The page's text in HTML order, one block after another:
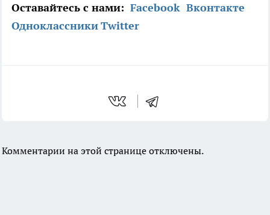
Оставайтесь с нами: Facebook Вконтакте
ОдноклассникиTwitter
Комментарии на этой странице отключены.